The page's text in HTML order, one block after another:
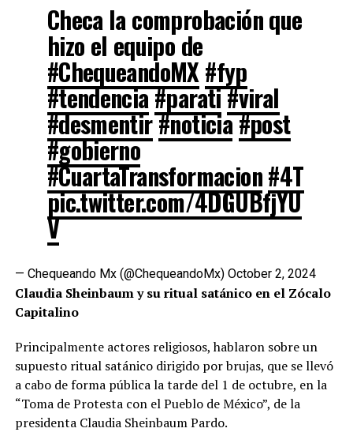
Checa la comprobación que
hizo el equipo de
#ChequeandoMX #fyp
#tendencia#parati#viral
#desmentir#noticia#post
#gobierno
#CuartaTransformacion#4T
pic.twitter.com/4DGUBfjYU
V
— Chequeando Mx (@ChequeandoMx) October 2, 2024
Claudia Sheinbaum y su ritual satánico en el Zócalo
Capitalino
Principalmente actores religiosos, hablaron sobre un
supuesto ritual satánico dirigido por brujas, que se llevó
a cabo de forma pública la tarde del 1 de octubre, en la
“Toma de Protesta con el Pueblo de México”, de la
presidenta Claudia Sheinbaum Pardo.